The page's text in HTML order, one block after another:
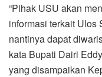
“Pihak USU akan
informasi terkait
nantinya dapat
kata Bupati Dairi
yang disampaikan